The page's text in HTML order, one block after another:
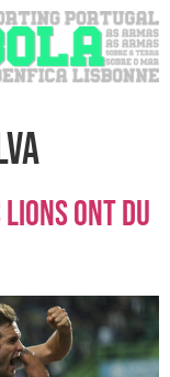
lions ont du